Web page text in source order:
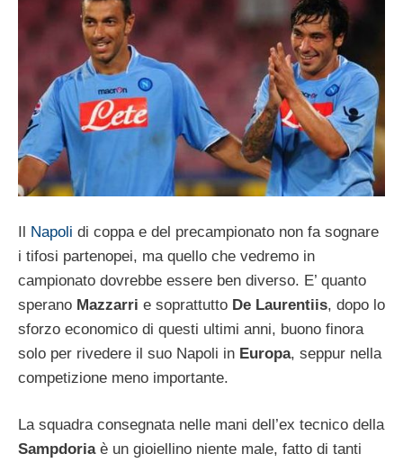
Il Napoli di coppa e del precampionato non fa sognare
i tifosi partenopei, ma quello che vedremo in
campionato dovrebbe essere ben diverso. E’ quanto
sperano Mazzarri e soprattutto De Laurentiis, dopo lo
sforzo economico di questi ultimi anni, buono finora
solo per rivedere il suo Napoli in Europa, seppur nella
competizione meno importante.
La squadra consegnata nelle mani dell’ex tecnico della
Sampdoria è un gioiellino niente male, fatto di tanti